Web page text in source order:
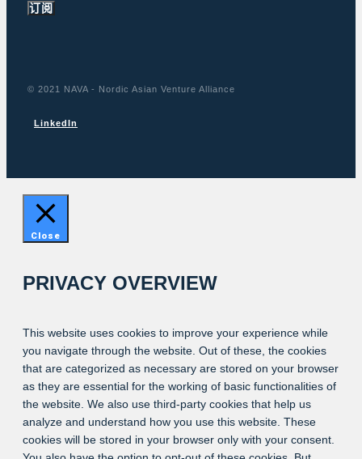
订阅
© 2021 NAVA - Nordic Asian Venture Alliance
LinkedIn
Close
PRIVACY OVERVIEW
This website uses cookies to improve your experience while
you navigate through the website. Out of these, the cookies
that are categorized as necessary are stored on your browser
as they are essential for the working of basic functionalities of
the website. We also use third-party cookies that help us
analyze and understand how you use this website. These
cookies will be stored in your browser only with your consent.